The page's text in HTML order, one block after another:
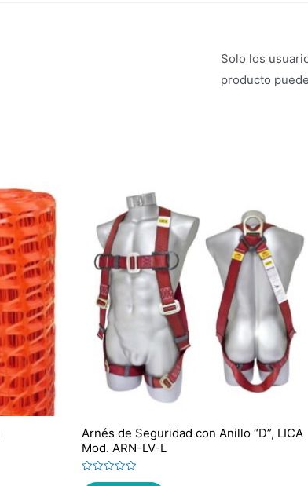
Solo los
producto
Arnés de Seguridad con Anillo “D”, LICA
Mod. ARN-LV-L
Valorado